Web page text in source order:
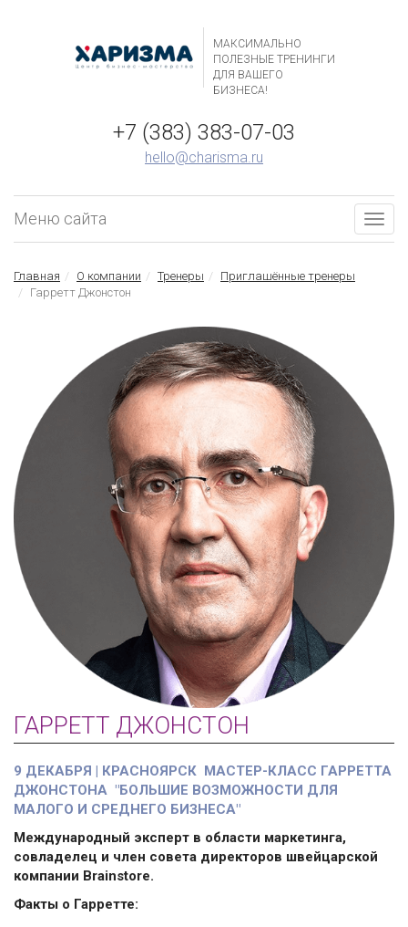
МАКСИМАЛЬНО
ПОЛЕЗНЫЕ ТРЕНИНГИ
ДЛЯ ВАШЕГО
БИЗНЕСА!
+7 (383) 383-07-03
hello@charisma.ru
Меню сайта
Главная О компании Тренеры
Приглашённые тренеры
Гарретт Джонстон
ГАРРЕТТ ДЖОНСТОН
9 ДЕКАБРЯ | КРАСНОЯРСК МАСТЕР-КЛАСС ГАРРЕТТА
ДЖОНСТОНА "БОЛЬШИЕ ВОЗМОЖНОСТИ ДЛЯ
МАЛОГО И СРЕДНЕГО БИЗНЕСА"
Международный эксперт в области маркетинга,
совладелец и член совета директоров швейцарской
компании Brainstore.
Факты о Гарретте: